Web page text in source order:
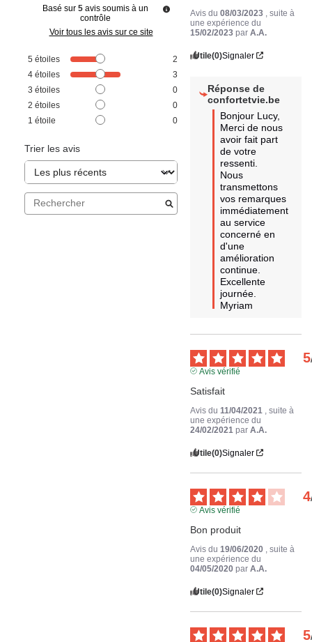
Basé sur 5 avis soumis à un
contrôle
Voir tous les avis sur ce site
5 étoiles
2
4 étoiles
3
3 étoiles
0
2 étoiles
0
1 étoile 0
Trier les avis
Avis du08/03/2023
, suite à
une expérience du
15/02/2023 parA.A.
Utile(0)Signaler
Réponse de
confortetvie.be
Bonjour Lucy,
Merci de nous
avoir fait part
de votre
ressenti.
Nous
transmettons
vos remarques
immédiatement
au service
concerné en
d'une
amélioration
continue.
Excellente
journée.
Myriam
5
Avis vérifié
Satisfait
Avis du 11/04/2021
, suite à
une expérience du
24/02/2021 parA.A.
Utile(0)Signaler
4
Avis vérifié
Bon produit
Avis du 19/06/2020
, suite à
une expérience du
04/05/2020 parA.A.
Utile(0)Signaler
5